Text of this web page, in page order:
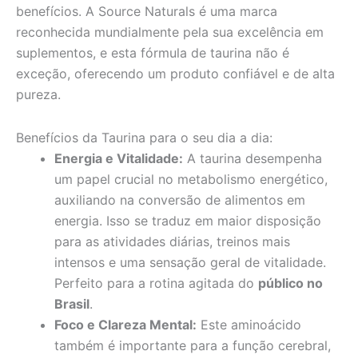
benefícios. A Source Naturals é uma marca
reconhecida mundialmente pela sua excelência em
suplementos, e esta fórmula de taurina não é
exceção, oferecendo um produto confiável e de alta
pureza.
Benefícios da Taurina para o seu dia a dia:
Energia e Vitalidade: A taurina desempenha
um papel crucial no metabolismo energético,
auxiliando na conversão de alimentos em
energia. Isso se traduz em maior disposição
para as atividades diárias, treinos mais
intensos e uma sensação geral de vitalidade.
Perfeito para a rotina agitada do público no
Brasil.
Foco e Clareza Mental: Este aminoácido
também é importante para a função cerebral,